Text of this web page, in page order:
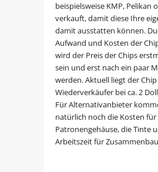
beispielsweise KMP, Pelikan
verkauft, damit diese Ihre
damit ausstatten können.
Aufwand und Kosten der
wird der Preis der Chips
sein und erst nach ein paar
werden. Aktuell liegt der
Wiederverkäufer bei ca. 2
Für Alternativanbieter
natürlich noch die Kosten für
Patronengehäuse, die Tinte
Arbeitszeit für